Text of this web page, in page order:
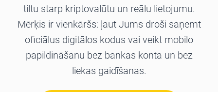
tiltu starp kriptovalūtu un reālu lietojumu.
Mērķis ir vienkāršs: ļaut Jums droši saņemt
oficiālus digitālos kodus vai veikt mobilo
papildināšanu bez bankas konta un bez
liekas gaidīšanas.